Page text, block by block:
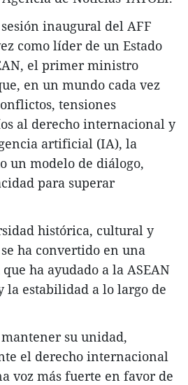
inaugural del AFF
como líder de un Estado
el primer ministro
en un mundo cada vez
tensiones
al derecho internacional y
artificial (IA), la
un modelo de diálogo,
para superar
histórica, cultural y
ha convertido en una
ha ayudado a la ASEAN
la estabilidad a lo largo de
su unidad,
el derecho internacional
voz más fuerte en favor de